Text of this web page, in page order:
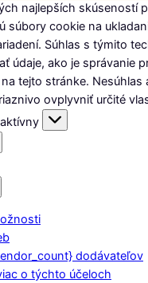
najlepších skúseností
súbory cookie na
Súhlas s týmito
údaje, ako je správanie
tejto stránke. Nesúhlas
ovplyvniť určité
dodávateľov
o týchto účeloch